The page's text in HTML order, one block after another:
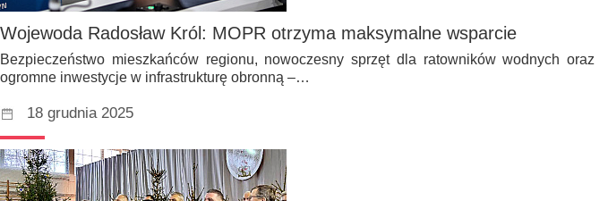
Wojewoda Radosław Król: MOPR otrzyma maksymalne wsparcie
Bezpieczeństwo mieszkańców regionu, nowoczesny sprzęt dla ratowników wodnych oraz
ogromne inwestycje w infrastrukturę obronną –…
18 grudnia 2025